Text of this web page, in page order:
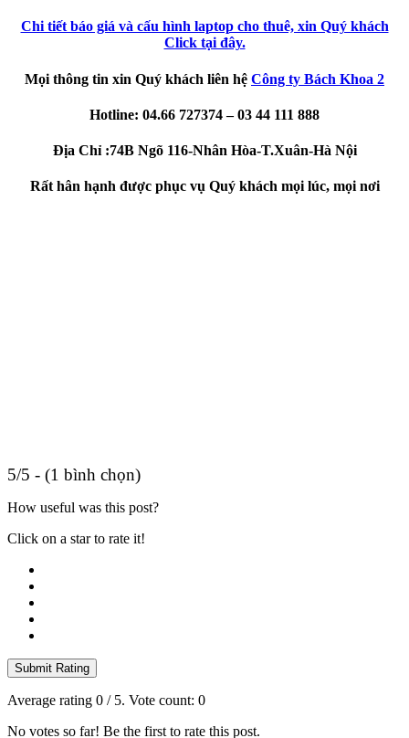
Chi tiết báo giá và cấu hình laptop cho thuê, xin Quý khách
Click tại đây.
Mọi thông tin xin Quý khách liên hệ Công ty Bách Khoa 2
Hotline: 04.66 727374 – 03 44 111 888
Địa Chỉ :74B Ngõ 116-Nhân Hòa-T.Xuân-Hà Nội
Rất hân hạnh được phục vụ Quý khách mọi lúc, mọi nơi
5/5 - (1 bình chọn)
How useful was this post?
Click on a star to rate it!
Submit Rating
Average rating 0 / 5. Vote count: 0
No votes so far! Be the first to rate this post.